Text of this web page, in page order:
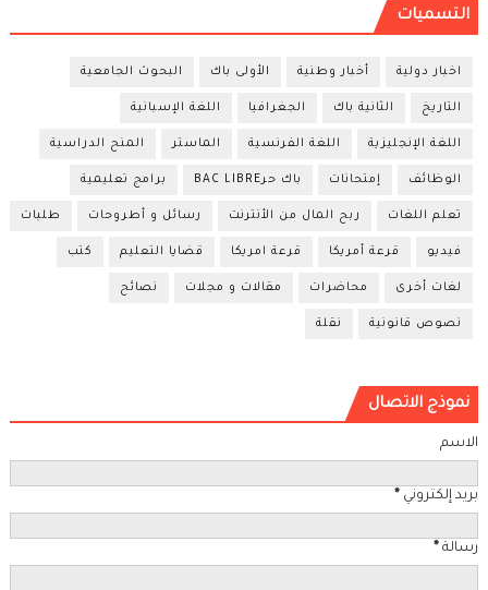
التسميات
اخبار دولية أخبار وطنية الأولى باك البحوث الجامعية
التاريخ الثانية باك الجغرافيا اللغة الإسبانية
اللغة الإنجليزية اللغة الفرنسية الماستر المنح الدراسية
الوظائف إمتحانات باك حرBAC LIBRE برامج تعليمية
تعلم اللغات ربح المال من الأنترنت رسائل و أطروحات طلبات
فيديو قرعة أمريكا قرعة امريكا قضايا التعليم كتب
لغات أخرى محاضرات مقالات و مجلات نصائح
نصوص قانونية نقلة
نموذج الاتصال
الاسم
بريد إلكتروني *
رسالة *